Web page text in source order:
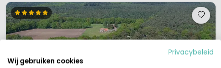
Designtent voor kampeerders die gaan voor stijl en luxe, 4
persoons, zeer ruim 60 m2, 2 slaapkamers met
airconditioning, 2 badkamers met douche, 2 separate
toiletten, moderne keuken, ruime woonruimte en
Privacybeleid
Wij gebruiken cookies